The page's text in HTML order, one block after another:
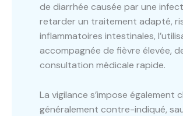
de diarrhée causée par une
retarder un traitement adapté,
inflammatoires intestinales,
accompagnée de fièvre élevée,
consultation médicale rapide.
La vigilance s’impose
généralement contre-indiqué,